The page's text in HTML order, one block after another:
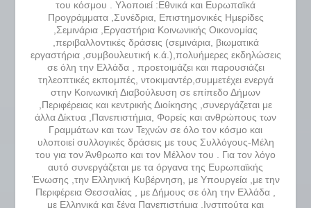
του κόσμου . Υλοποιεί :Εθνικά και Ευρωπαϊκά
Προγράμματα ,Συνέδρια, Επιστημονικές Ημερίδες
,Σεμινάρια ,Εργαστήρια Κοινωνικής Οικονομίας
,περιβαλλοντικές δράσεις (σεμινάρια, βιωματικά
εργαστήρια ,συμβουλευτική κ.ά.),πολυήμερες εκδηλώσεις
σε όλη την Ελλάδα , προετοιμάζει και παρουσιάζει
τηλεοπτικές εκπομπές, ντοκιμαντέρ,συμμετέχει ενεργά
στην Κοινωνική Διαβούλευση σε επίπεδο Δήμων
,Περιφέρειας και κεντρικής Διοίκησης ,συνεργάζεται με
άλλα Δίκτυα ,Πανεπιστήμια, Φορείς και ανθρώπους των
Γραμμάτων και των Τεχνών σε όλο τον κόσμο και
υλοποιεί συλλογικές δράσεις με τους Συλλόγους-Μέλη
του για τον Άνθρωπο και τον Μέλλον του . Για τον λόγο
αυτό συνεργάζεται με τα όργανα της Ευρωπαϊκής
Ένωσης ,την Ελληνική Κυβέρνηση, με Υπουργεία ,με την
Περιφέρεια Θεσσαλίας , με Δήμους σε όλη την Ελλάδα ,
με Ελληνικά και ξένα Πανεπιστήμια ,Ινστιτούτα και